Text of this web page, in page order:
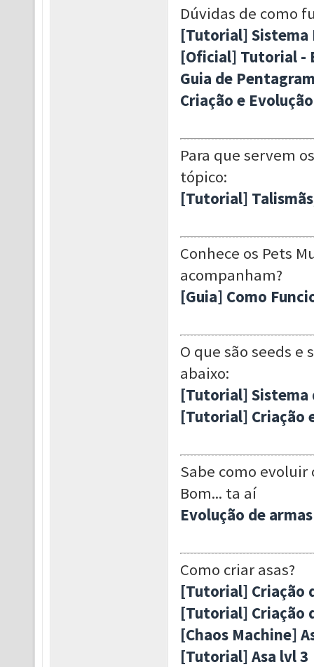
Dúvidas de como
[Tutorial] Sistema
[Oficial] Tutorial -
Guia de
Criação e
Para que servem
tópico:
[Tutorial]
Conhece os Pets
acompanham?
[Guia] Como
O que são seeds e
abaixo:
[Tutorial] Sistema
[Tutorial] Criação
Sabe como evoluir
Bom... ta aí
Evolução de
Como criar asas?
[Tutorial] Criação
[Tutorial] Criação
[Chaos Machine]
[Tutorial] Asa lvl 3